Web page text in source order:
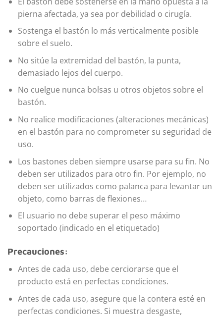
pierna afectada, ya sea por debilidad o cirugía.
Sostenga el bastón lo más verticalmente posible
sobre el suelo.
No sitúe la extremidad del bastón, la punta,
demasiado lejos del cuerpo.
No cuelgue nunca bolsas u otros objetos sobre el
bastón.
No realice modificaciones (alteraciones mecánicas)
en el bastón para no comprometer su seguridad de
uso.
Los bastones deben siempre usarse para su fin. No
deben ser utilizados para otro fin. Por ejemplo, no
deben ser utilizados como palanca para levantar un
objeto, como barras de flexiones…
El usuario no debe superar el peso máximo
soportado (indicado en el etiquetado)
Precauciones:
Antes de cada uso, debe cerciorarse que el
producto está en perfectas condiciones.
Antes de cada uso, asegure que la contera esté en
perfectas condiciones. Si muestra desgaste,